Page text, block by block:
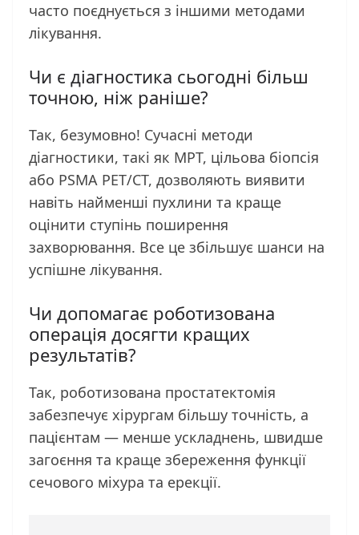
часто поєднується з іншими методами
лікування.
Чи є діагностика сьогодні більш
точною, ніж раніше?
Так, безумовно! Сучасні методи
діагностики, такі як МРТ, цільова біопсія
або PSMA PET/CT, дозволяють виявити
навіть найменші пухлини та краще
оцінити ступінь поширення
захворювання. Все це збільшує шанси на
успішне лікування.
Чи допомагає роботизована
операція досягти кращих
результатів?
Так, роботизована простатектомія
забезпечує хірургам більшу точність, а
пацієнтам — менше ускладнень, швидше
загоєння та краще збереження функції
сечового міхура та ерекції.